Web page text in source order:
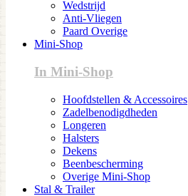
Wedstrijd
Anti-Vliegen
Paard Overige
Mini-Shop
In Mini-Shop
Hoofdstellen & Accessoires
Zadelbenodigdheden
Longeren
Halsters
Dekens
Beenbescherming
Overige Mini-Shop
Stal & Trailer